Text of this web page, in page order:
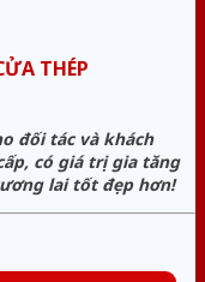
THÉP
đối tác và khách
có giá trị gia tăng
lai tốt đẹp hơn!